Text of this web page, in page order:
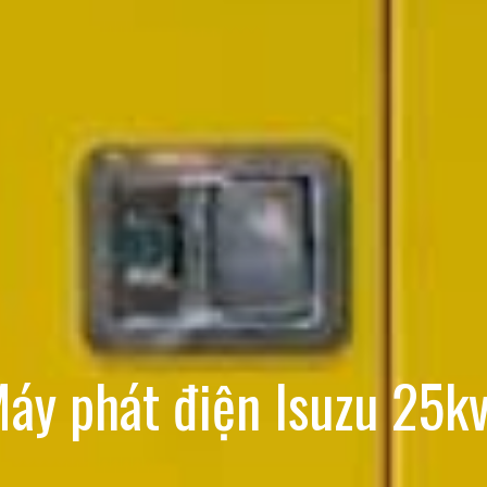
phát điện Isuzu